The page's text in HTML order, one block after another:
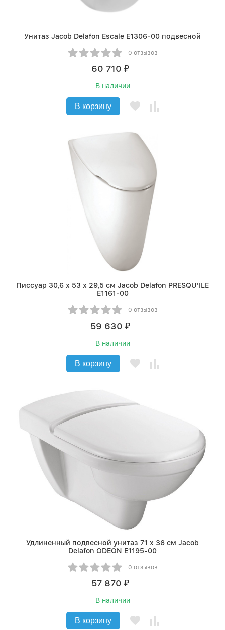
Унитаз Jacob Delafon Escale E1306-00 подвесной
0 отзывов
60 710 ₽
В наличии
В корзину
Писсуар 30,6 х 53 х 29,5 см Jacob Delafon PRESQU'ILE
E1161-00
0 отзывов
59 630 ₽
В наличии
В корзину
Удлиненный подвесной унитаз 71 x 36 см Jacob
Delafon ODEON E1195-00
0 отзывов
57 870 ₽
В наличии
В корзину